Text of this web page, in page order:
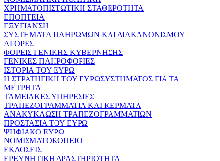
ΧΡΗΜΑΤΟΠΙΣΤΩΤΙΚΗ ΣΤΑΘΕΡΟΤΗΤΑ
ΕΠΟΠΤΕΙΑ
ΕΞΥΓΙΑΝΣΗ
ΣΥΣΤΗΜΑΤΑ ΠΛΗΡΩΜΩΝ ΚΑΙ ΔΙΑΚΑΝΟΝΙΣΜΟΥ
ΑΓΟΡΕΣ
ΦΟΡΕΙΣ ΓΕΝΙΚΗΣ ΚΥΒΕΡΝΗΣΗΣ
ΓΕΝΙΚΕΣ ΠΛΗΡΟΦΟΡΙΕΣ
ΙΣΤΟΡΙΑ ΤΟΥ ΕΥΡΩ
Η ΣΤΡΑΤΗΓΙΚΗ ΤΟΥ ΕΥΡΩΣΥΣΤΗΜΑΤΟΣ ΓΙΑ ΤΑ
ΜΕΤΡΗΤΑ
ΤΑΜΕΙΑΚΕΣ ΥΠΗΡΕΣΙΕΣ
ΤΡΑΠΕΖΟΓΡΑΜΜΑΤΙΑ ΚΑΙ ΚΕΡΜΑΤΑ
ΑΝΑΚΥΚΛΩΣΗ ΤΡΑΠΕΖΟΓΡΑΜΜΑΤΙΩΝ
ΠΡΟΣΤΑΣΙΑ ΤΟΥ ΕΥΡΩ
ΨΗΦΙΑΚΟ ΕΥΡΩ
ΝΟΜΙΣΜΑΤΟΚΟΠΕΙΟ
ΕΚΔΟΣΕΙΣ
ΕΡΕΥΝΗΤΙΚΗ ΔΡΑΣΤΗΡΙΟΤΗΤΑ